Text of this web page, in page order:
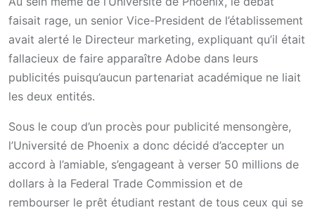
faisait rage, un senior Vice-President de l’établissement
avait alerté le Directeur marketing, expliquant qu’il était
fallacieux de faire apparaître Adobe dans leurs
publicités puisqu’aucun partenariat académique ne liait
les deux entités.
Sous le coup d’un procès pour publicité mensongère,
l’Université de Phoenix a donc décidé d’accepter un
accord à l’amiable, s’engageant à verser 50 millions de
dollars à la Federal Trade Commission et de
rembourser le prêt étudiant restant de tous ceux qui se